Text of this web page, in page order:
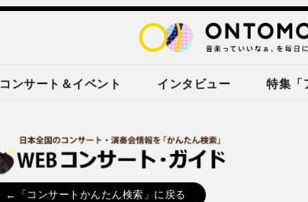
コンサート＆イベント インタビュー 特集「
←「コンサートかんたん検索」に戻る